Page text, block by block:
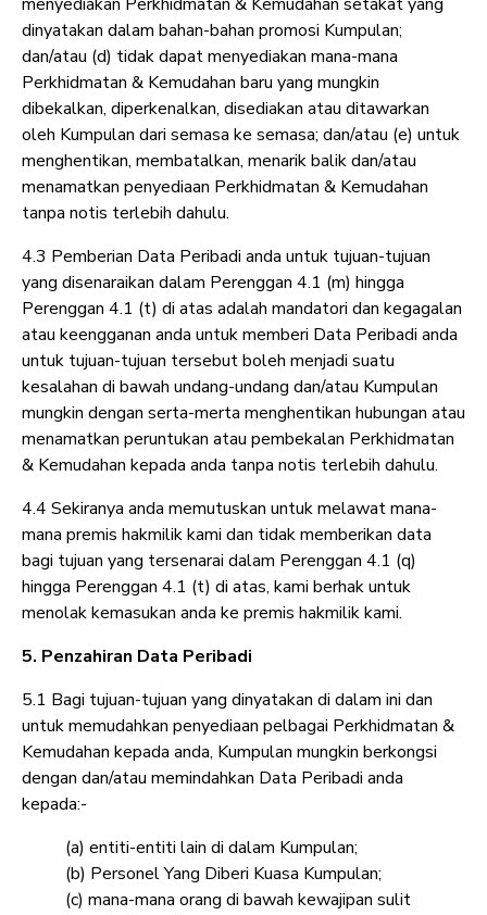
dinyatakan dalam bahan-bahan promosi Kumpulan;
dan/atau (d) tidak dapat menyediakan mana-mana
Perkhidmatan & Kemudahan baru yang mungkin
dibekalkan, diperkenalkan, disediakan atau ditawarkan
oleh Kumpulan dari semasa ke semasa; dan/atau (e) untuk
menghentikan, membatalkan, menarik balik dan/atau
menamatkan penyediaan Perkhidmatan & Kemudahan
tanpa notis terlebih dahulu.
4.3 Pemberian Data Peribadi anda untuk tujuan-tujuan
yang disenaraikan dalam Perenggan 4.1 (m) hingga
Perenggan 4.1 (t) di atas adalah mandatori dan kegagalan
atau keengganan anda untuk memberi Data Peribadi anda
untuk tujuan-tujuan tersebut boleh menjadi suatu
kesalahan di bawah undang-undang dan/atau Kumpulan
mungkin dengan serta-merta menghentikan hubungan atau
menamatkan peruntukan atau pembekalan Perkhidmatan
& Kemudahan kepada anda tanpa notis terlebih dahulu.
4.4 Sekiranya anda memutuskan untuk melawat mana-
mana premis hakmilik kami dan tidak memberikan data
bagi tujuan yang tersenarai dalam Perenggan 4.1 (q)
hingga Perenggan 4.1 (t) di atas, kami berhak untuk
menolak kemasukan anda ke premis hakmilik kami.
5. Penzahiran Data Peribadi
5.1 Bagi tujuan-tujuan yang dinyatakan di dalam ini dan
untuk memudahkan penyediaan pelbagai Perkhidmatan &
Kemudahan kepada anda, Kumpulan mungkin berkongsi
dengan dan/atau memindahkan Data Peribadi anda
kepada:-
(a) entiti-entiti lain di dalam Kumpulan;
(b) Personel Yang Diberi Kuasa Kumpulan;
(c) mana-mana orang di bawah kewajipan sulit